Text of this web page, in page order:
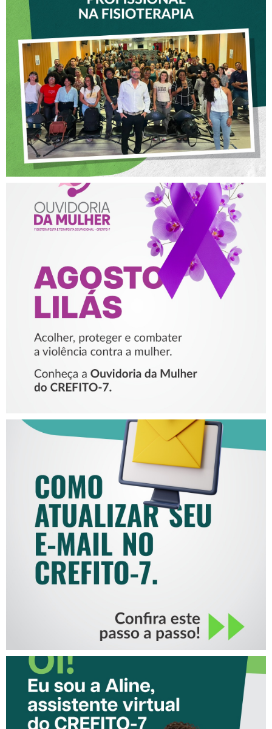
VICE-PRESIDENTE DO
CREFITO-7 PARTICIPA DE
OFICINA SOBRE ÉTICA E
POSTURA PROFISSIONAL
NA FISIOTERAPIA
AGOSTO LILÁS – ACOLHER,
PROTEGER E COMBATER A
VIOLÊNCIA CONTRA A
MULHER
COMO ATUALIZAR SEU E-
MAIL NO CREFITO-7